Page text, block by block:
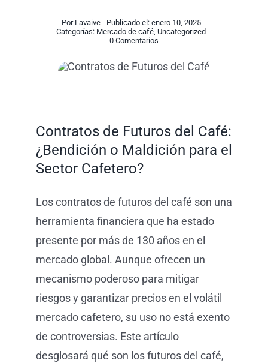
Por Lavaive
Publicado el: enero 10, 2025
Categorías: Mercado de café, Uncategorized
0 Comentarios
Futuros
Contratos de Futuros del Café:
¿Bendición o Maldición para el
Sector Cafetero?
Los contratos de futuros del café son una
herramienta financiera que ha estado
presente por más de 130 años en el
mercado global. Aunque ofrecen un
mecanismo poderoso para mitigar
riesgos y garantizar precios en el volátil
mercado cafetero, su uso no está exento
de controversias. Este artículo
desglosará qué son los futuros del café,